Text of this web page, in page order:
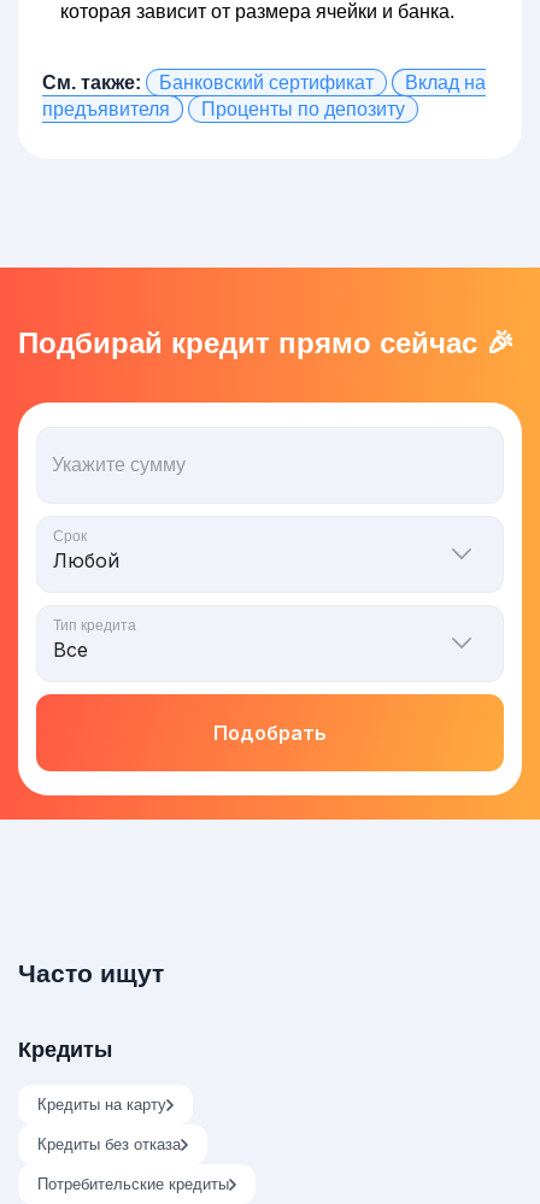
которая зависит от размера ячейки и банка.
См. также: Банковский сертификат
Вклад на
предъявителя
Проценты по депозиту
Подбирай кредит прямо сейчас 🎉
Укажите сумму
Срок
Тип кредита
Подобрать
Часто ищут
Кредиты
Кредиты на карту
Кредиты без отказа
Потребительские кредиты